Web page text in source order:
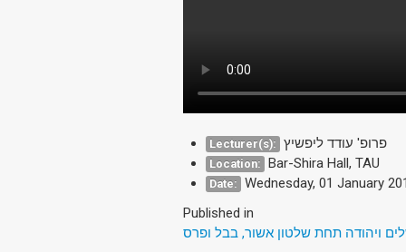
Lecturer(s): פרופ' עודד ליפשיץ
Location: Bar-Shira Hall, TAU
Date: Wednesday, 01 January
Published in
ויהודה תחת שלטון אשור, בבל ופרס